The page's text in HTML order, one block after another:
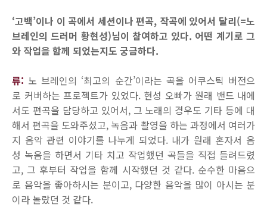
‘고백’이나 이 곡에서 세션이나 편곡, 작곡에 있어서 달리(=노
브레인의 드러머 황현성)님이 참여하고 있다. 어떤 계기로 그
와 작업을 함께 되었는지도 궁금하다.
류: 노 브레인의 ‘최고의 순간’이라는 곡을 어쿠스틱 버전으
로 커버하는 프로젝트가 있었다. 현성 오빠가 원래 밴드 내에
서도 편곡을 담당하고 있어서, 그 노래의 경우도 기타 등에 대
해서 편곡을 도와주셨고, 녹음과 촬영을 하는 과정에서 여러가
지 음악 관련 이야기를 나누게 되었다. 내가 원래 혼자서 음
성 녹음을 하면서 기타 치고 작업했던 곡들을 직접 들려드렸
고, 그 후부터 작업을 함께 시작했던 것 같다. 순수한 마음으
로 음악을 좋아하시는 분이고, 다양한 음악을 많이 아시는 분
이라 놀랐던 것 같다.